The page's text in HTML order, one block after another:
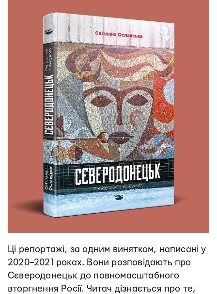
Ці репортажі, за одним винятком, написані у
2020–2021 роках. Вони розповідають про
Сєверодонецьк до повномасштабного
вторгнення Росії. Читач дізнається про те,